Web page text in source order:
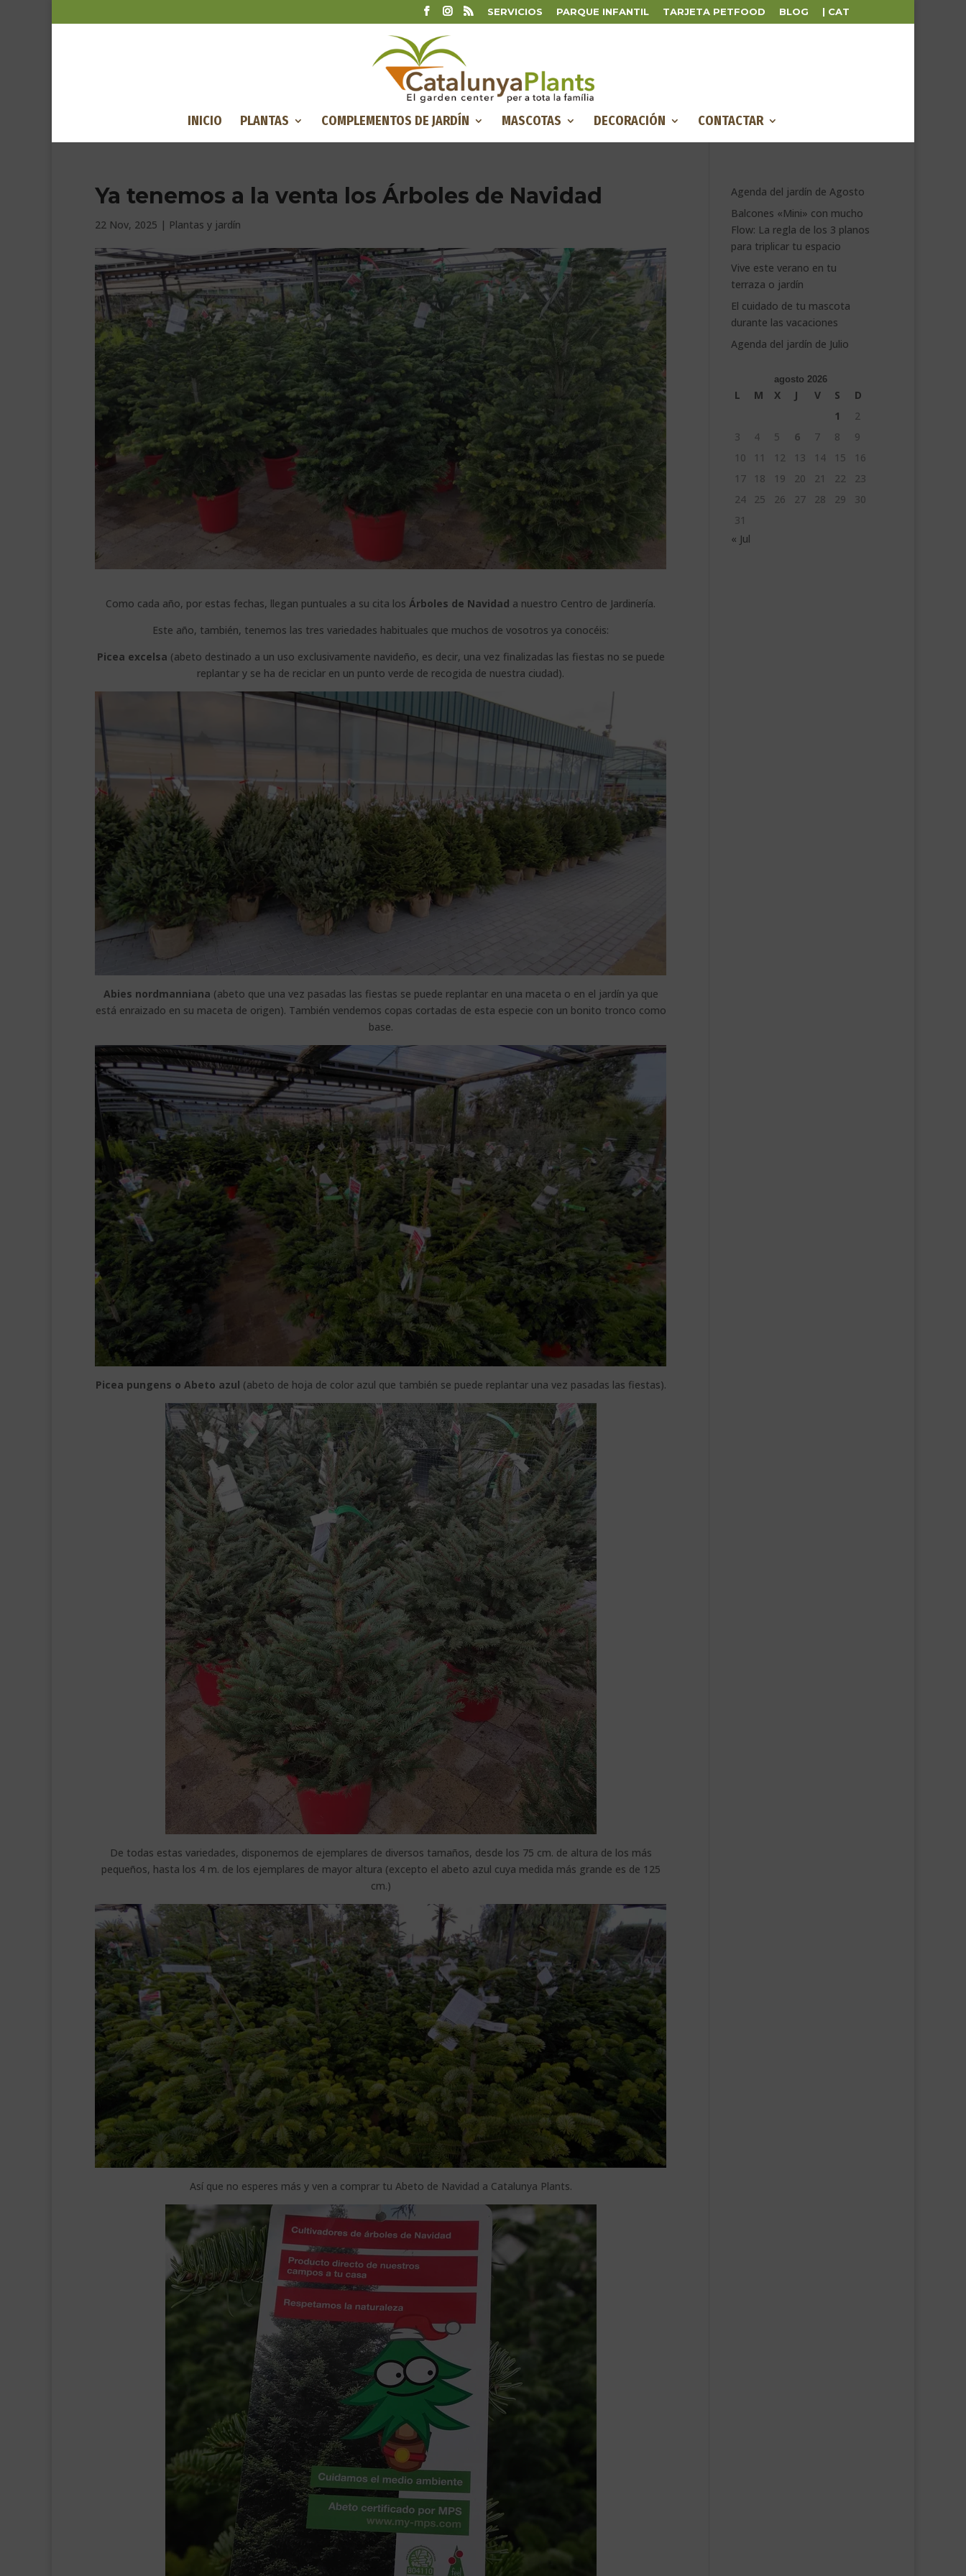
SERVICIOS PARQUE INFANTIL TARJETA PETFOOD BLOG | CAT
INICIO PLANTAS COMPLEMENTOS DE JARDÍN MASCOTAS DECORACIÓN CONTACTAR
Ya tenemos a la venta los Árboles de Navidad
22 Nov, 2025 | Plantas y jardín
Como cada año, por estas fechas, llegan puntuales a su cita losÁrboles de Navidad a nuestro Centro de Jardinería.
Este año, también, tenemos las tres variedades habituales que muchos de vosotros ya conocéis:
Picea excelsa (abeto destinado a un uso exclusivamente navideño, es decir, una vez finalizadas las fiestas no se puede
replantar y se ha de reciclar en un punto verde de recogida de nuestra ciudad).
Abies nordmanniana (abeto que una vez pasadas las fiestas se puede replantar en una maceta o en el jardín ya que
está enraizado en su maceta de origen). También vendemos copas cortadas de esta especie con un bonito tronco como
base.
Picea pungens o Abeto azul (abeto de hoja de color azul que también se puede replantar una vez pasadas las fiestas).
De todas estas variedades, disponemos de ejemplares de diversos tamaños, desde los 75 cm. de altura de los más
pequeños, hasta los 4 m. de los ejemplares de mayor altura (excepto el abeto azul cuya medida más grande es de 125
cm.)
Así que no esperes más y ven a comprar tu Abeto de Navidad a Catalunya Plants.
Agenda del jardín de Agosto
Balcones «Mini» con mucho
Flow: La regla de los 3 planos
para triplicar tu espacio
Vive este verano en tu
terraza o jardín
El cuidado de tu mascota
durante las vacaciones
Agenda del jardín de Julio
agosto 2026
L M X J V S
D
1
2
3
4 5 6 7 8
9
10
11 12 13 14 15
16
17
18 19 20 21 22
23
24
25 26 27 28 29
30
31
« Jul